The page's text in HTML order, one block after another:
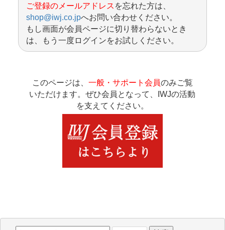
ご登録のメールアドレス を忘れた方は、
shop@iwj.co.jpへお問い合わせください。
もし画面が会員ページに切り替わらないとき
は、もう一度ログインをお試しください。
このページは、 一般・サポート会員のみご覧
いただけます。ぜひ会員となって、IWJの活動
を支えてください。